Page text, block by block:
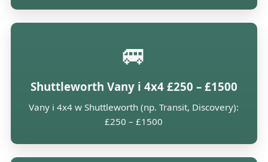
🚐
Shuttleworth Vany i 4x4 £250 – £1500
Vany i 4x4 w Shuttleworth (np. Transit, Discovery):
£250 – £1500